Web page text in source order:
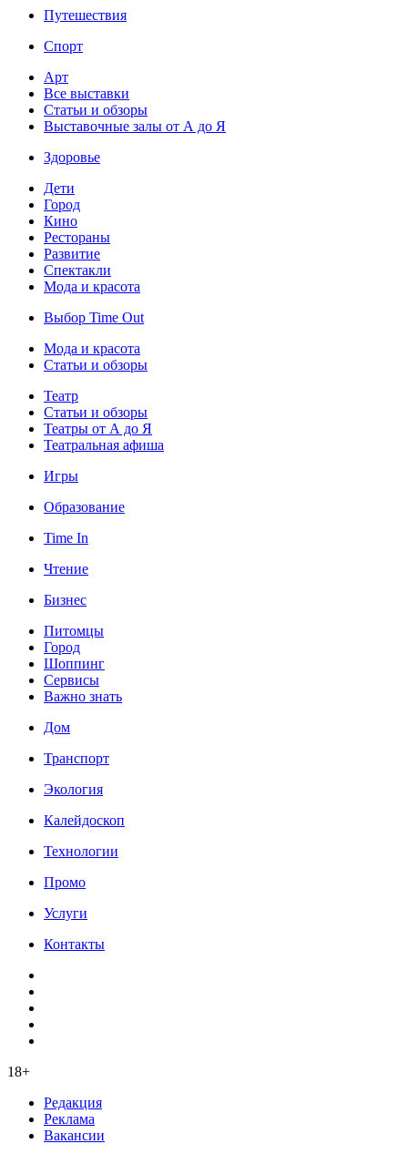
Путешествия
Спорт
Арт
Все выставки
Статьи и обзоры
Выставочные залы от А до Я
Здоровье
Дети
Город
Кино
Рестораны
Развитие
Спектакли
Мода и красота
Выбор Time Out
Мода и красота
Статьи и обзоры
Театр
Статьи и обзоры
Театры от А до Я
Театральная афиша
Игры
Образование
Time In
Чтение
Бизнес
Питомцы
Город
Шоппинг
Сервисы
Важно знать
Дом
Транспорт
Экология
Калейдоскоп
Технологии
Промо
Услуги
Контакты
18+
Редакция
Реклама
Вакансии